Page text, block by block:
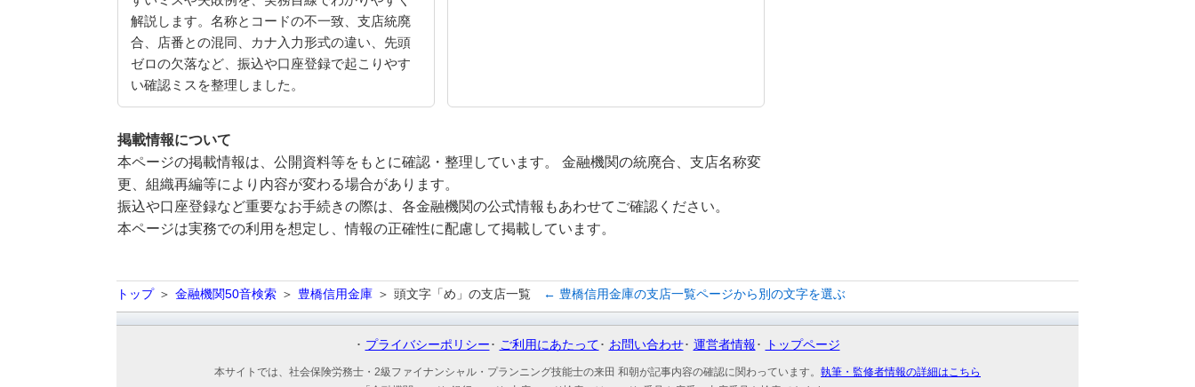
解説します。名称とコードの不一致、支店統廃
合、店番との混同、カナ入力形式の違い、先頭
ゼロの欠落など、振込や口座登録で起こりやす
い確認ミスを整理しました。
掲載情報について
本ページの掲載情報は、公開資料等をもとに確認・整理しています。 金融機関の統廃合、支店名称変
更、組織再編等により内容が変わる場合があります。
振込や口座登録など重要なお手続きの際は、各金融機関の公式情報もあわせてご確認ください。
本ページは実務での利用を想定し、情報の正確性に配慮して掲載しています。
トップ 金融機関50音検索 豊橋信用金庫 頭文字「め」の支店一覧 ← 豊橋信用金庫の支店一覧ページから別の文字を選ぶ
プライバシーポリシー ご利用にあたって お問い合わせ 運営者情報 トップページ
本サイトでは、社会保険労務士・2級ファイナンシャル・プランニング技能士の来田 和朝が記事内容の確認に関わっています。 執筆・監修者情報の詳細はこちら